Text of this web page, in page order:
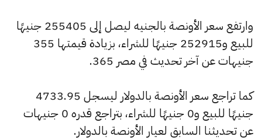
وارتفع سعر الأونصة بالجنيه ليصل إلى 255405 جنيهًا
للبيع و252915 جنيهًا للشراء، بزيادة قيمتها 355
جنيهات عن آخر تحديث في مصر 365.
كما تراجع سعر الأونصة بالدولار ليسجل 4733.95
جنيهًا للبيع و0 جنيهًا للشراء، بتراجع قدره 0 جنيهات
عن تحديثنا السابق لعيار الأونصة بالدولار.